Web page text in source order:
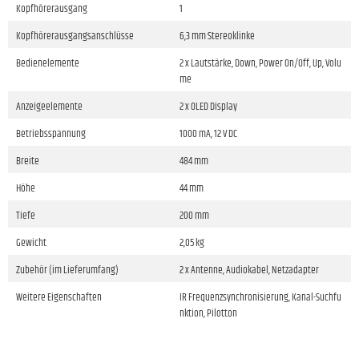
Kopfhörerausgang
1
Kopfhörerausgangsanschlüsse
6,3 mm Stereoklinke
Bedienelemente
2 x Lautstärke, Down, Power On/Off, Up, Volu
me
Anzeigeelemente
2 x OLED Display
Betriebsspannung
1000 mA, 12 V DC
Breite
484 mm
Höhe
44 mm
Tiefe
200 mm
Gewicht
2,05 kg
Zubehör (im Lieferumfang)
2 x Antenne, Audiokabel, Netzadapter
Weitere Eigenschaften
IR Frequenzsynchronisierung, Kanal-Suchfu
nktion, Pilotton